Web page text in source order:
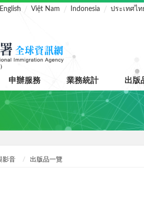
English Việt Nam Indonesia ประเทศไท
申辦服務 業務統計 出版
影音 出版品一覽